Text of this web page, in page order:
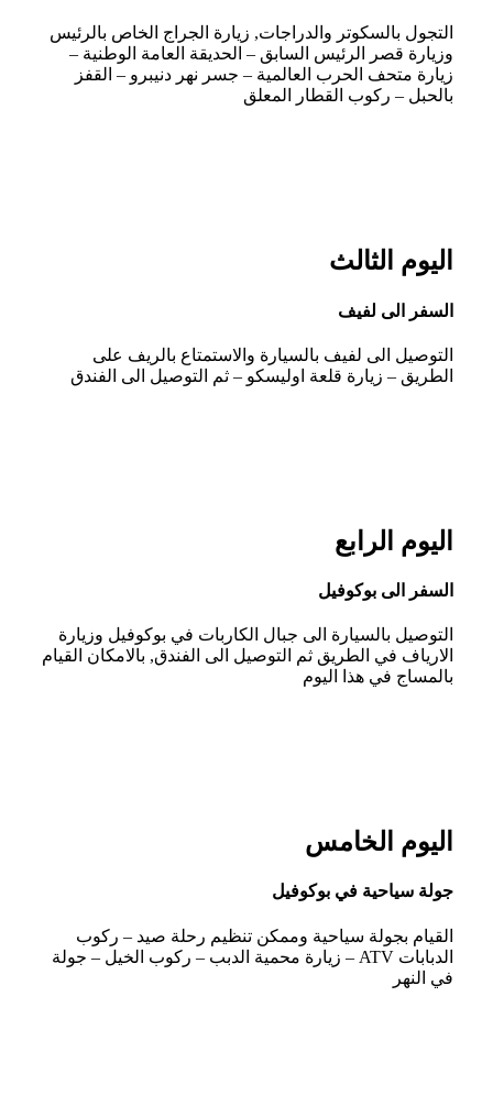
التجول بالسكوتر والدراجات, زيارة الجراج الخاص بالرئيس
وزيارة قصر الرئيس السابق – الحديقة العامة الوطنية –
زيارة متحف الحرب العالمية – جسر نهر دنيبرو – القفز
بالحبل – ركوب القطار المعلق
اليوم الثالث
السفر الى لفيف
التوصيل الى لفيف بالسيارة والاستمتاع بالريف على
الطريق – زيارة قلعة اوليسكو – ثم التوصيل الى الفندق
اليوم الرابع
السفر الى بوكوفيل
التوصيل بالسيارة الى جبال الكاربات في بوكوفيل وزيارة
الارياف في الطريق ثم التوصيل الى الفندق, بالامكان القيام
بالمساج في هذا اليوم
اليوم الخامس
جولة سياحية في بوكوفيل
القيام بجولة سياحية وممكن تنظيم رحلة صيد – ركوب
الدبابات ATV – زيارة محمية الدبب – ركوب الخيل – جولة
في النهر